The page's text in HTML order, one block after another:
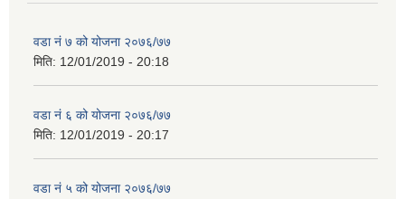
वडा नं ७ को योजना २०७६/७७
मिति: 12/01/2019 - 20:18
वडा नं ६ को योजना २०७६/७७
मिति: 12/01/2019 - 20:17
वडा नं ५ को योजना २०७६/७७